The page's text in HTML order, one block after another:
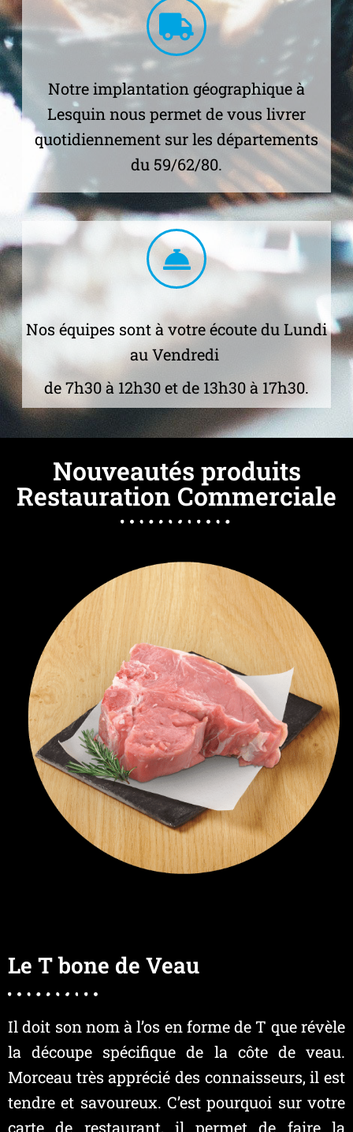
Notre implantation géographique à
Lesquin nous permet de vous livrer
quotidiennement sur les départements
du 59/62/80.
Nos équipes sont à votre écoute du Lundi
au Vendredi
de 7h30 à 12h30 et de 13h30 à 17h30.
Nouveautés produits
Restauration Commerciale
Le T bone de Veau
Il doit son nom à l’os en forme de T que révèle
la découpe spécifique de la côte de veau.
Morceau très apprécié des connaisseurs, il est
tendre et savoureux. C’est pourquoi sur votre
carte de restaurant, il permet de faire la